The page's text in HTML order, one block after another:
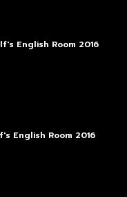
English Room 2016
English Room 2016